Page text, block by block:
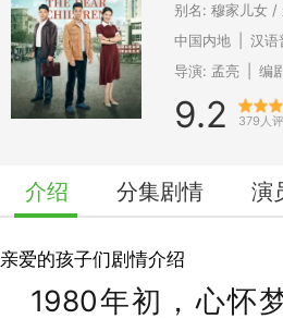
别名: 穆家儿女 /
中国内地
汉语
导演: 孟亮 编
9.2 379人
介绍 分集剧情 演
亲爱的孩子们剧情介绍
1980年初，心怀